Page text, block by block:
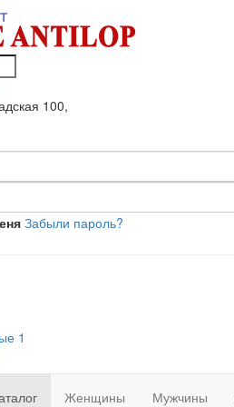
100,
Забыли пароль?
1
Женщины Мужчины